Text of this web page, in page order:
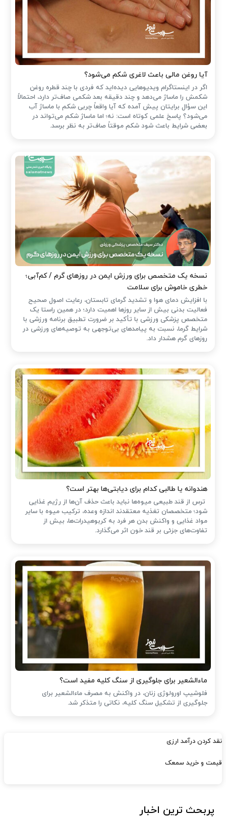
آیا روغن مالی باعث لاغری شکم می‌شود؟
اگر در اینستاگرام ویدیوهایی دیده‌اید که فردی با چند قطره روغن
شکمش را ماساژ می‌دهد و چند دقیقه بعد شکمی صاف‌تر دارد، احتمالاً
این سؤال برایتان پیش آمده که آیا واقعاً چربی شکم با ماساژ آب
می‌شود؟ پاسخ علمی کوتاه است: نه؛ اما ماساژ شکم می‌تواند در
بعضی شرایط باعث شود شکم موقتاً صاف‌تر به نظر برسد.
نسخه یک متخصص برای ورزش ایمن در روزهای گرم / کم‌آبی؛
خطری خاموش برای سلامت
با افزایش دمای هوا و تشدید گرمای تابستان، رعایت اصول صحیح
فعالیت بدنی بیش از سایر روزها اهمیت دارد؛ در همین راستا یک
متخصص پزشکی ورزشی با تأکید بر ضرورت تطبیق برنامه ورزشی با
شرایط گرما، نسبت به پیامدهای بی‌توجهی به توصیه‌های ورزشی در
روزهای گرم هشدار داد.
هندوانه یا طالبی کدام برای دیابتی‌ها بهتر است؟
ترس از قند طبیعی میوه‌ها نباید باعث حذف آن‌ها از رژیم غذایی
شود؛ متخصصان تغذیه معتقدند اندازه وعده، ترکیب میوه با سایر
مواد غذایی و واکنش بدن هر فرد به کربوهیدرات‌ها، بیش از
تفاوت‌های جزئی بر قند خون اثر می‌گذارد.
ماءالشعیر برای جلوگیری از سنگ کلیه مفید است؟
فلوشیپ اورولوژی زنان، در واکنش به مصرف ماءالشعیر برای
جلوگیری از تشکیل سنگ کلیه، نکاتی را متذکر شد.
نقد کردن درآمد ارزی
قیمت و خرید سمعک
پربحث ترین اخبار